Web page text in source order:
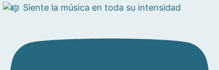
Siente la música en toda su intensidad